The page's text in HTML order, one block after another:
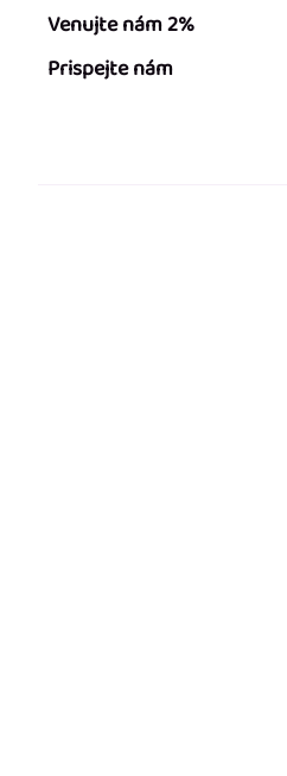
Venujte nám 2%
Prispejte nám